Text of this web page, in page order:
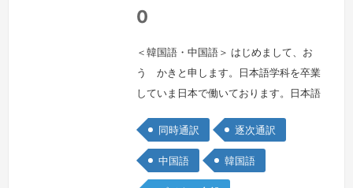
0
＜韓国語・中国語＞ はじめまして、お
う かきと申します。日本語学科を卒業
していま日本で働いております。日本語
ベルです。どうぞよろしくお願いいたし
ます。 続きを見る »
同時通訳 逐次通訳
中国語 韓国語